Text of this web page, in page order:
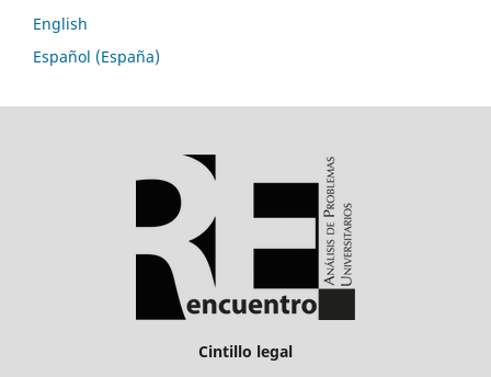
English
Español (España)
Cintillo legal